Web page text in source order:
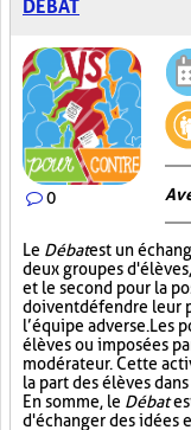
DÉBAT
0
Le Débatest un
deux groupes
et le second pour la
doivent défendre leur
l’équipe adverse. Les
élèves ou imposées
modérateur. Cette
la part des élèves
En somme, le Débat
d'échanger des idées